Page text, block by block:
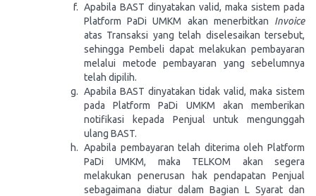
Apabila BAST dinyatakan valid, maka sistem pada
Platform PaDi UMKM akan menerbitkan Invoice
atas Transaksi yang telah diselesaikan tersebut,
sehingga Pembeli dapat melakukan pembayaran
melalui metode pembayaran yang sebelumnya
telah dipilih.
Apabila BAST dinyatakan tidak valid, maka sistem
pada Platform PaDi UMKM akan memberikan
notifikasi kepada Penjual untuk mengunggah
ulang BAST.
Apabila pembayaran telah diterima oleh Platform
PaDi UMKM, maka TELKOM akan segera
melakukan penerusan hak pendapatan Penjual
sebagaimana diatur dalam Bagian L Syarat dan